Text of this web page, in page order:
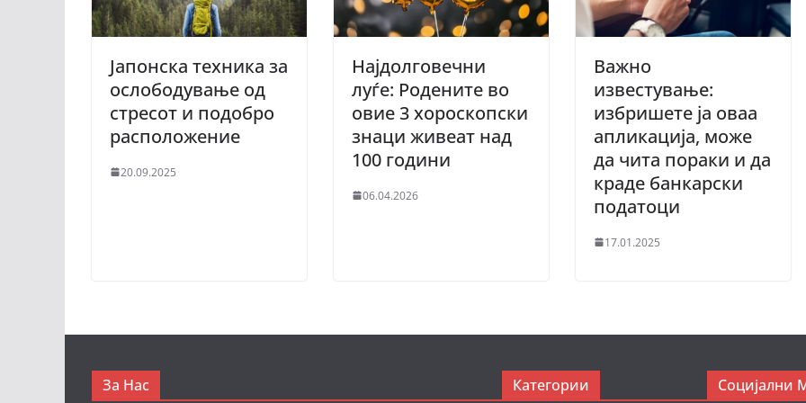
Јапонска техника за
ослободување од
стресот и подобро
расположение
20.09.2025
Најдолговечни
луѓе: Родените во
овие 3 хороскопски
знаци живеат над
100 години
06.04.2026
Важно
известување:
избришете ја оваа
апликација, може
да чита пораки и да
краде банкарски
податоци
17.01.2025
За Нас Категории Социјални